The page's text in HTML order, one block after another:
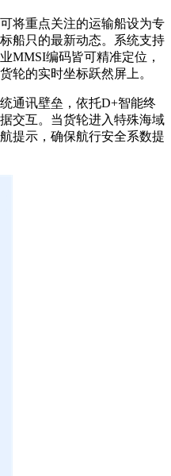
将重点关注的运输船设为专
船只的最新动态。系统支持
MMSI编码皆可精准定位，
轮的实时坐标跃然屏上。
通讯壁垒，依托D+智能终
交互。当货轮进入特殊海域
提示，确保航行安全系数提